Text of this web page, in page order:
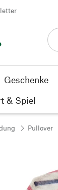
Geschenke
& Spiel
Pullover